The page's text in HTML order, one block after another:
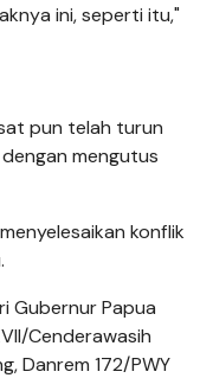
ini, seperti itu,"
pun telah turun
mengutus
konflik
Gubernur Papua
Cenderawasih
Danrem 172/PWY